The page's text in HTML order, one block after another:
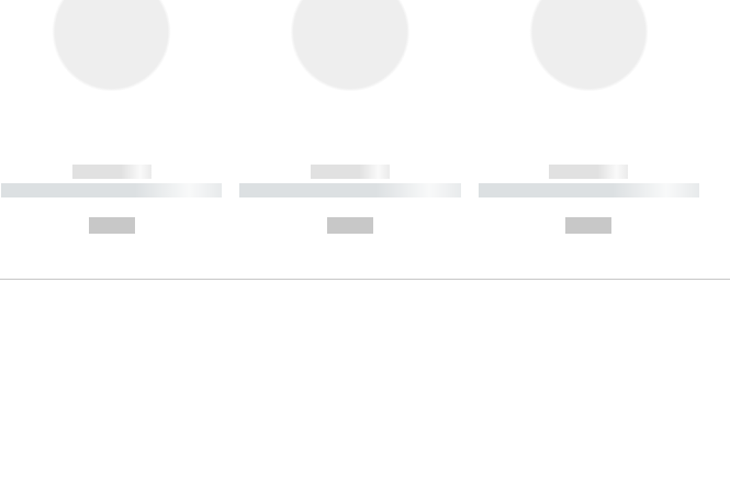
------------
----------- ----------- ----------
------------
----------- ----------- ----------
------------
----------- ----------- ----------